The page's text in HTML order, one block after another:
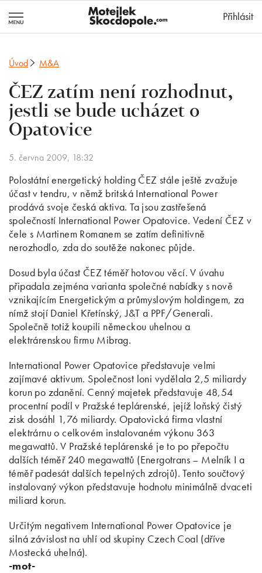
Přihlásit
Úvod M&A
ČEZ zatím není rozhodnut,
jestli se bude ucházet o
Opatovice
5. června 2009, 18:32
Polostátní energetický holding ČEZ stále ještě zvažuje
účast v tendru, v němž britská International Power
prodává svoje česká aktiva. Ta jsou zastřešená
společností International Power Opatovice. Vedení ČEZ v
čele s Martinem Romanem se zatím definitivně
nerozhodlo, zda do soutěže nakonec půjde.
Dosud byla účast ČEZ téměř hotovou věcí. V úvahu
připadala zejména varianta společné nabídky s nově
vznikajícím Energetickým a průmyslovým holdingem, za
nímž stojí Daniel Křetínský, J&T a PPF/Generali.
Společně totiž koupili německou uhelnou a
elektrárenskou firmu Mibrag.
International Power Opatovice představuje velmi
zajímavé aktivum. Společnost loni vydělala 2,5 miliardy
korun po zdanění. Cenný majetek představuje 48,54
procentní podíl v Pražské teplárenské, jejíž loňský čistý
zisk dosáhl 1,76 miliardy. Opatovická firma vlastní
elektrárnu o celkovém instalovaném výkonu 363
megawattů. V Pražské teplárenské je to po přepočtu
dalších téměř 240 megawattů (Energotrans – Melník I a
téměř padesát dalších tepelných zdrojů). Tento součtový
instalovaný výkon představuje hodnotu minimálně dvaceti
miliard korun.
Určitým negativem International Power Opatovice je
silná závislost na uhlí od skupiny Czech Coal (dříve
Mostecká uhelná).
-mot-